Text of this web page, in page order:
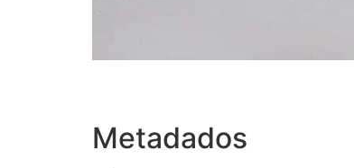
Metadados